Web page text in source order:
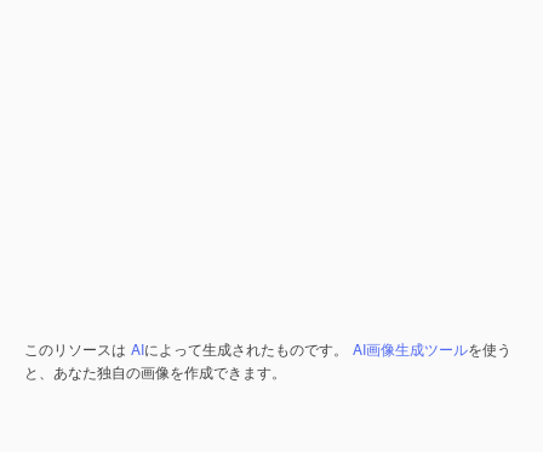
このリソースは AIによって生成されたものです。 AI画像生成ツールを使う
と、あなた独自の画像を作成できます。